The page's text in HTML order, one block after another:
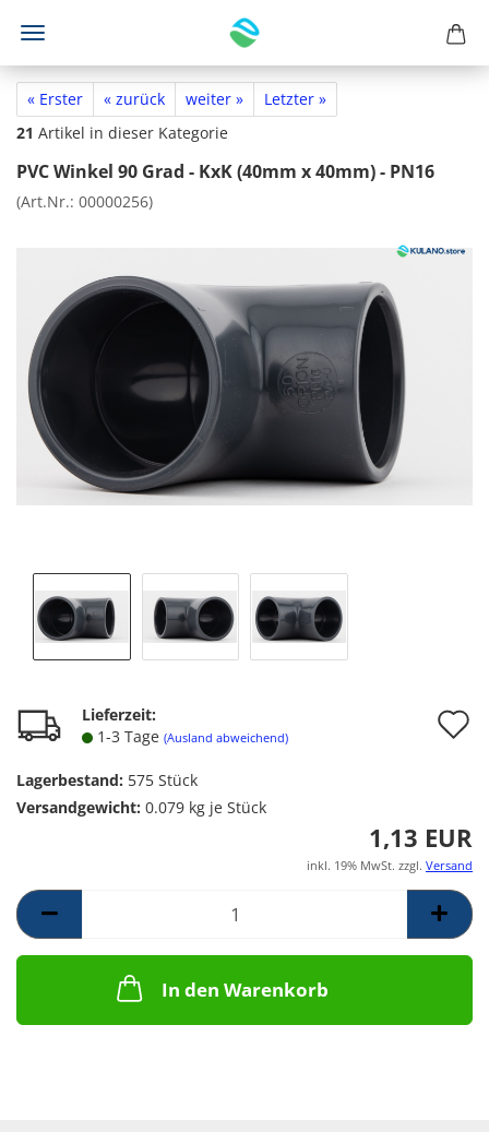
« Erster « zurück weiter »
Letzter »
21 Artikel in dieser Kategorie
PVC Winkel 90 Grad - KxK (40mm x 40mm) - PN16
(Art.Nr.: 00000256)
Lieferzeit:
1-3 Tage (Ausland abweichend)
Lagerbestand: 575 Stück
Versandgewicht: 0.079 kg je Stück
1,13 EUR
inkl. 19% MwSt. zzgl. Versand
In den Warenkorb